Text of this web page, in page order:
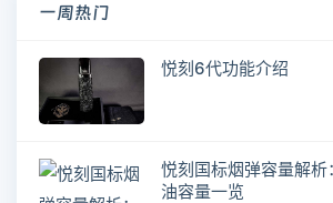
一周热门
悦刻6代功能介绍
悦刻国标烟弹容量解析
油容量一览